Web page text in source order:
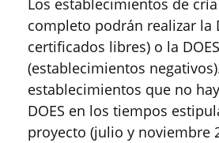
Los establecimientos de
completo podrán realizar la
certificados libres) o la
(establecimientos
establecimientos que no
DOES en los tiempos
proyecto (julio y noviembre